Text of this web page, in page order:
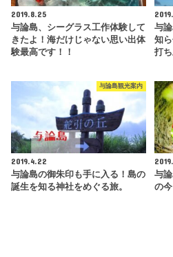
2019.8.25
与論島、シーグラス工作体験して
きたよ！海だけじゃない思い出体
験最高です！！
与
知
打ち
与論島観光案内
2019.4.22
与論島の御朱印も手に入る！島の
誕生を知る神社をめぐる旅。
与
の今